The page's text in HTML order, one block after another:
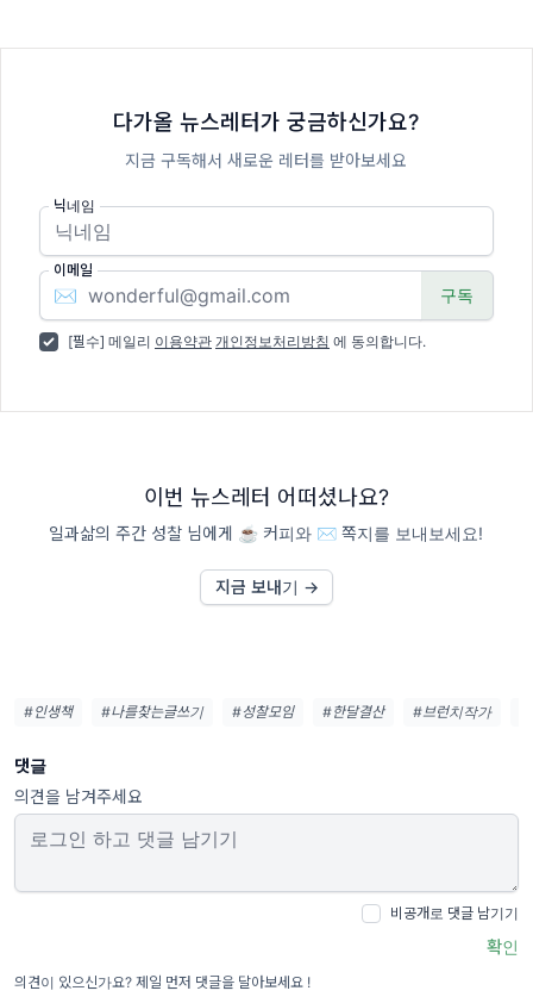
다가올 뉴스레터가 궁금하신가요?
지금 구독해서 새로운 레터를 받아보세요
닉네임
이메일
✉️
[필수] 메일리 이용약관 개인정보처리방침 에 동의합니다.
이번 뉴스레터 어떠셨나요?
일과삶의 주간 성찰 님에게 ☕️ 커피와 ✉️ 쪽지를 보내보세요!
지금 보내기 →
#인생책 #나를찾는글쓰기 #성찰모임 #한달결산 #브런치작가
댓글
의견을 남겨주세요
비공개로 댓글 남기기
확인
의견이 있으신가요? 제일 먼저 댓글을 달아보세요 !